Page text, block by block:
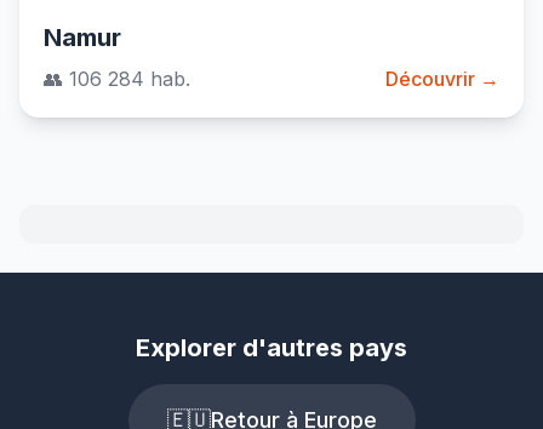
Namur
👥 106 284 hab. Découvrir →
Explorer d'autres pays
🇪🇺Retour à Europe